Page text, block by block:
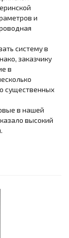
и
систему в
заказчику
в
существенных
в нашей
высокий